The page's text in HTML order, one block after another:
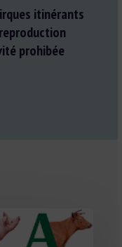
itinérants
prohibée